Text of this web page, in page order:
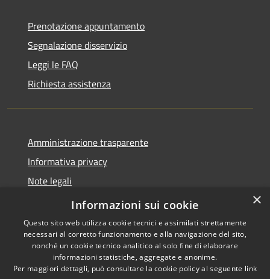
Prenotazione appuntamento
Segnalazione disservizio
Leggi le FAQ
Richiesta assistenza
Amministrazione trasparente
Informativa privacy
Note legali
Dichiarazione di accessibilità
Accessibilità
Copyright © 2026 • Comune di
Carrara • Powered by
×
Informazioni sui cookie
Questo sito web utilizza cookie tecnici e assimilati strettamente
necessari al corretto funzionamento e alla navigazione del sito,
nonché un cookie tecnico analitico al solo fine di elaborare
informazioni statistiche, aggregate e anonime.
Per maggiori dettagli, può consultare la cookie policy al seguente link